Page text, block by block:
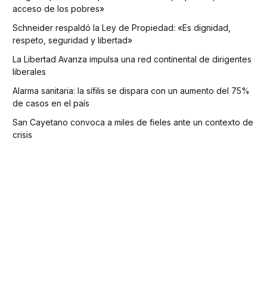
acceso de los pobres»
Schneider respaldó la Ley de Propiedad: «Es dignidad,
respeto, seguridad y libertad»
La Libertad Avanza impulsa una red continental de dirigentes
liberales
Alarma sanitaria: la sífilis se dispara con un aumento del 75%
de casos en el país
San Cayetano convoca a miles de fieles ante un contexto de
crisis